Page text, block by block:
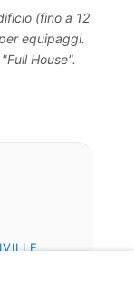
(fino a 12
equipaggi.
House".
VILLE